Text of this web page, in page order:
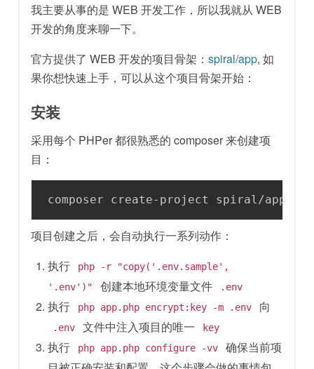
我主要从事的是 WEB 开发工作，所以我就从 WEB
开发的角度来聊一下。
官方提供了 WEB 开发的项目骨架：spiral/app, 如
果你想快速上手，可以从这个项目骨架开始：
安装
采用每个 PHPer 都很熟悉的 composer 来创建项
目：
composer create-project spiral/app
项目创建之后，会自动执行一系列动作：
执行
php -r "copy('.env.sample',
'.env')"
创建本地环境变量文件 .env
执行 php app.php encrypt:key -m .env 向
.env 文件中注入项目的唯一 key
执行 php app.php configure -vv
确保当前项